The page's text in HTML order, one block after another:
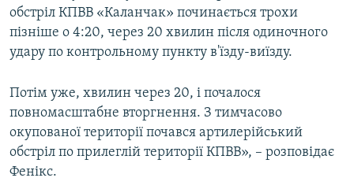
обстріл КПВВ «Каланчак» починається трохи
пізніше о 4:20, через 20 хвилин після одиночного
удару по контрольному пункту в'їзду-виїзду.
Потім уже, хвилин через 20, і почалося
повномасштабне вторгнення. З тимчасово
окупованої території почався артилерійський
обстріл по прилеглій території КПВВ», – розповідає
Фенікс.